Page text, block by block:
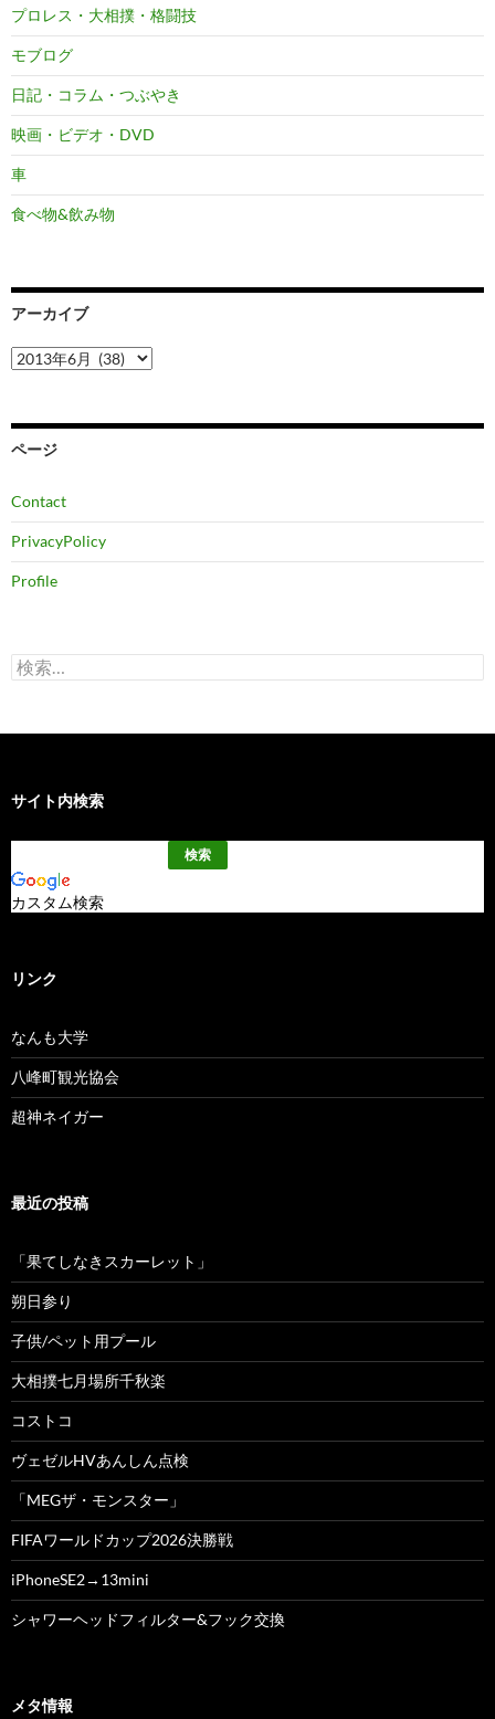
プロレス・大相撲・格闘技
モブログ
日記・コラム・つぶやき
映画・ビデオ・DVD
車
食べ物&飲み物
アーカイブ
ア
ー
ブ
ページ
Contact
PrivacyPolicy
Profile
検
索:
サイト内検索
カスタム検索
リンク
なんも大学
八峰町観光協会
超神ネイガー
最近の投稿
「果てしなきスカーレット」
朔日参り
子供/ペット用プール
大相撲七月場所千秋楽
コストコ
ヴェゼルHVあんしん点検
「MEGザ・モンスター」
FIFAワールドカップ2026決勝戦
iPhoneSE2→13mini
シャワーヘッドフィルター&フック交換
メタ情報